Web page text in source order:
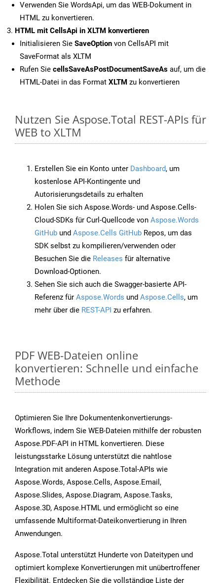
Verwenden Sie WordsApi, um das WEB-Dokument in
HTML zu konvertieren.
HTML mit CellsApi in XLTM konvertieren
Initialisieren Sie SaveOption von CellsAPI mit
SaveFormat als XLTM
Rufen Sie cellsSaveAsPostDocumentSaveAs auf, um die
HTML-Datei in das Format XLTM zu konvertieren
Nutzen Sie Aspose.Total REST-APIs für
WEB to XLTM
Erstellen Sie ein Konto unter Dashboard, um
kostenlose API-Kontingente und
Autorisierungsdetails zu erhalten
Holen Sie sich Aspose.Words- und Aspose.Cells-
Cloud-SDKs für Curl-Quellcode von Aspose.Words
GitHub und Aspose.Cells GitHub Repos, um das
SDK selbst zu kompilieren/verwenden oder
Besuchen Sie die Releases für alternative
Download-Optionen.
Sehen Sie sich auch die Swagger-basierte API-
Referenz für Aspose.Words und Aspose.Cells, um
mehr über die REST-API zu erfahren.
PDF WEB-Dateien online
konvertieren: Schnelle und einfache
Methode
Optimieren Sie Ihre Dokumentenkonvertierungs-
Workflows, indem Sie WEB-Dateien mithilfe der robusten
Aspose.PDF-API in HTML konvertieren. Diese
leistungsstarke Lösung unterstützt die nahtlose
Integration mit anderen Aspose.Total-APIs wie
Aspose.Words, Aspose.Cells, Aspose.Email,
Aspose.Slides, Aspose.Diagram, Aspose.Tasks,
Aspose.3D, Aspose.HTML und ermöglicht so eine
umfassende Multiformat-Dateikonvertierung in Ihren
Anwendungen.
Aspose.Total unterstützt Hunderte von Dateitypen und
optimiert komplexe Konvertierungen mit unübertroffener
Flexibilität. Entdecken Sie die vollständige Liste der